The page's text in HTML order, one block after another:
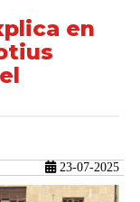
en
23-07-2025